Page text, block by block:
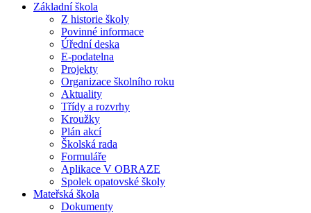
Základní škola
Z historie školy
Povinné informace
Úřední deska
E-podatelna
Projekty
Organizace školního roku
Aktuality
Třídy a rozvrhy
Kroužky
Plán akcí
Školská rada
Formuláře
Aplikace V OBRAZE
Spolek opatovské školy
Mateřská škola
Dokumenty